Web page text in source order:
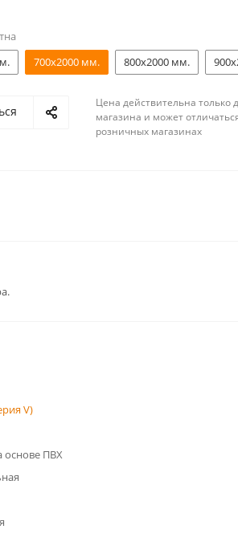
700x2000 мм. 800x2000 мм.
Цена действительна только
магазина и может
розничных магазинах
V)
основе ПВХ